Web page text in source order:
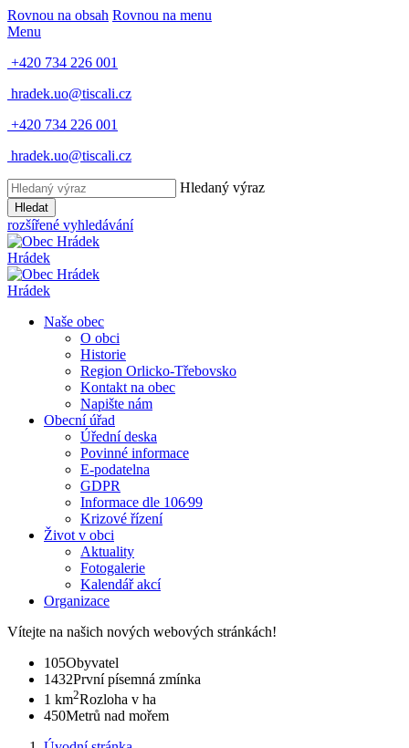
Rovnou na obsah Rovnou na menu
Menu
+420 734 226 001
hradek.uo@tiscali.cz
+420 734 226 001
hradek.uo@tiscali.cz
Hledaný výraz
Hledat
rozšířené vyhledávání
Hrádek
Hrádek
Naše obec
O obci
Historie
Region Orlicko-Třebovsko
Kontakt na obec
Napište nám
Obecní úřad
Úřední deska
Povinné informace
E-podatelna
GDPR
Informace dle 106⁄99
Krizové řízení
Život v obci
Aktuality
Fotogalerie
Kalendář akcí
Organizace
Vítejte na našich nových webových stránkách!
105Obyvatel
1432První písemná zmínka
1 km2Rozloha v ha
450Metrů nad mořem